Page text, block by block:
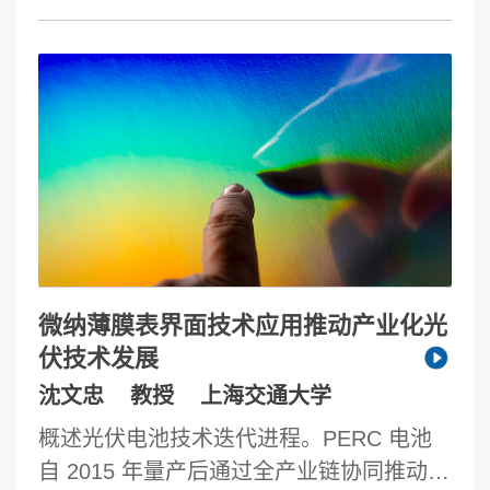
场活力；二是晶体硅及叠层电池技术创新
模优势，从多晶硅到组件制造的垂直整合
构建万亿级产业集群。面向未来，光伏产
业将在技术层面、产业层面、市场层面呈
现三大趋势，“光伏 +”应用场景加速拓展。
实现碳中和目标需持续推动技术迭代、完
善电力市场机制，并加强光伏与新型电力
系统的深度融合。中国光伏正从“规模领跑”
迈向“技术 + 应用”双轮驱动的新发展阶段。
微纳薄膜表界面技术应用推动产业化光
伏技术发展
沈文忠 教授
上海交通大学
概述光伏电池技术迭代进程。PERC 电池
自 2015 年量产后通过全产业链协同推动，